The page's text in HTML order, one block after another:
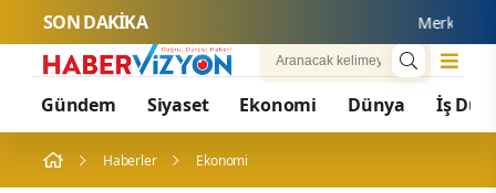
SON DAKİKA Merkezi
Gündem Siyaset Ekonomi Dünya İş
Haberler Ekonomi